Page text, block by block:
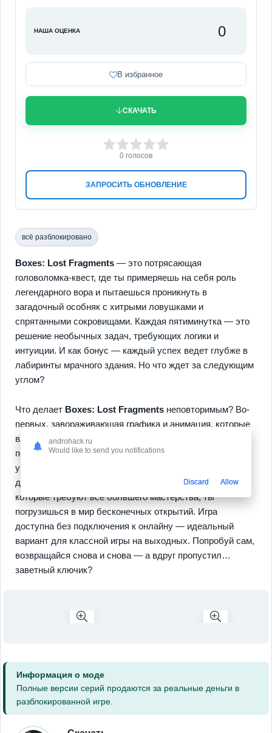
НАША ОЦЕНКА 0
В избранное
СКАЧАТЬ
ЗАПРОСИТЬ ОБНОВЛЕНИЕ
3 4 5
0 голосов
всё разблокировано
Boxes: Lost Fragments — это потрясающая
головоломка-квест, где ты примеряешь на себя роль
легендарного вора и пытаешься проникнуть в
загадочный особняк с хитрыми ловушками и
спрятанными сокровищами. Каждая пятиминутка — это
решение необычных задач, требующих логики и
интуиции. И как бонус — каждый успех ведет глубже в
лабиринты мрачного здания. Но что ждет за следующим
углом?
Что делает Boxes: Lost Fragments неповторимым? Во-
первых, завораживающая графика и анимация, которые
влюбляют с первого взгляда. Во-вторых, скрытые
подсказки и тайны заставляют исследовать каждый
уголок, как без этого? И наконец, атмосферные
декорации. С интересными квестами и загадками,
которые требуют все большего мастерства, ты
погрузишься в мир бесконечных открытий. Игра
доступна без подключения к онлайну — идеальный
вариант для классной игры на выходных. Попробуй сам,
возвращайся снова и снова — а вдруг пропустил…
заветный ключик?
Информация о моде
Полные версии серий продаются за реальные деньги в
разблокированной игре.
androhack.ru
Would like to send you notifications
Discard Allow